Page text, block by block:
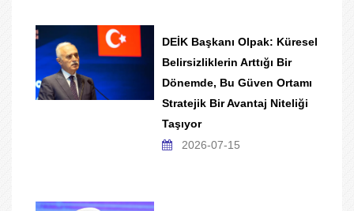
DEİK Başkanı Olpak: Küresel
Belirsizliklerin Arttığı Bir
Dönemde, Bu Güven Ortamı
Stratejik Bir Avantaj Niteliği
Taşıyor
2026-07-15